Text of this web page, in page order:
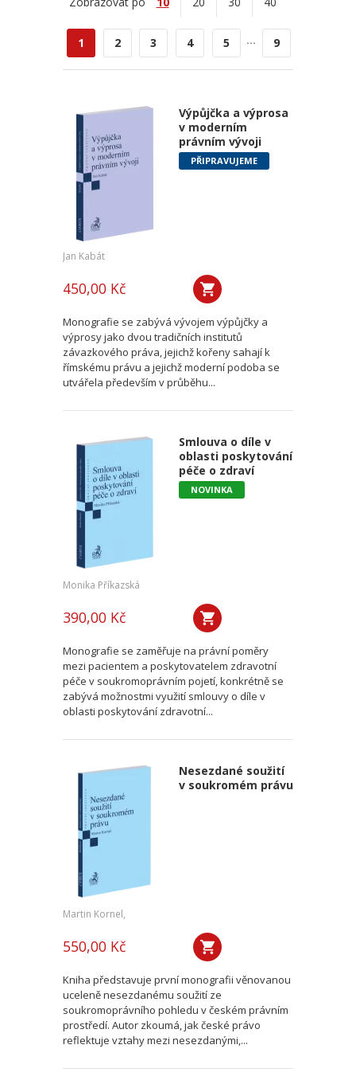
1 2 3 4 5 ... 9
Výpůjčka a výprosa
v moderním
právním vývoji
PŘIPRAVUJEME
Jan Kabát
450,00 Kč
Monografie se zabývá vývojem výpůjčky a
výprosy jako dvou tradičních institutů
závazkového práva, jejichž kořeny sahají k
římskému právu a jejichž moderní podoba se
utvářela především v průběhu...
Smlouva o díle v
oblasti poskytování
péče o zdraví
NOVINKA
Monika Příkazská
390,00 Kč
Monografie se zaměřuje na právní poměry
mezi pacientem a poskytovatelem zdravotní
péče v soukromoprávním pojetí, konkrétně se
zabývá možnostmi využití smlouvy o díle v
oblasti poskytování zdravotní...
Nesezdané soužití
v soukromém právu
Martin Kornel,
550,00 Kč
Kniha představuje první monografii věnovanou
uceleně nesezdanému soužití ze
soukromoprávního pohledu v českém právním
prostředí. Autor zkoumá, jak české právo
reflektuje vztahy mezi nesezdanými,...